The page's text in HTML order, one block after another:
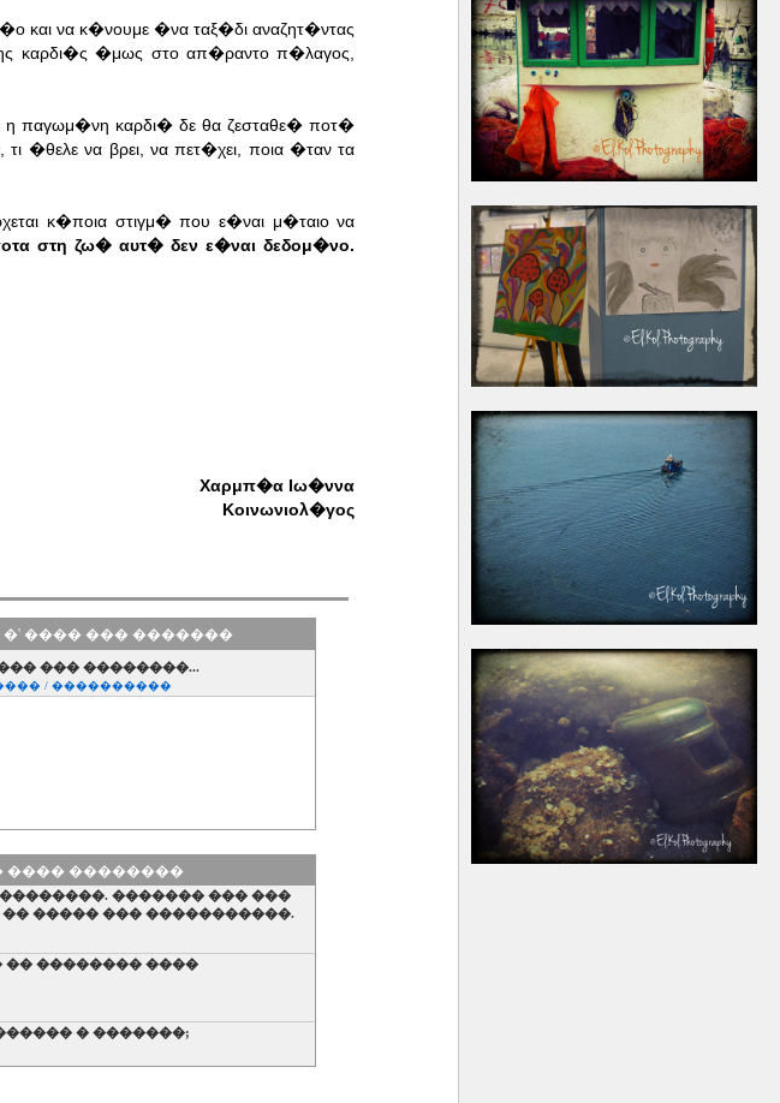
και να κ�νουμε �να ταξ�δι αναζητ�ντας
καρδι�ς �μως στο απ�ραντο π�λαγος,
η παγωμ�νη καρδι� δε θα ζεσταθε� ποτ�
�θελε να βρει, να πετ�χει, ποια �ταν τα
κ�ποια στιγμ� που ε�ναι μ�ταιο να
στη ζω� αυτ� δεν ε�ναι δεδομ�νο.
Χαρμπ�α Ιω�ννα
Κοινωνιολ�γος
���� ��� �������
��� ��������...
/ ����������
���� ��������
������� ��� ���
����� ��� �����������.
�� �������� ����
�������� � �������;